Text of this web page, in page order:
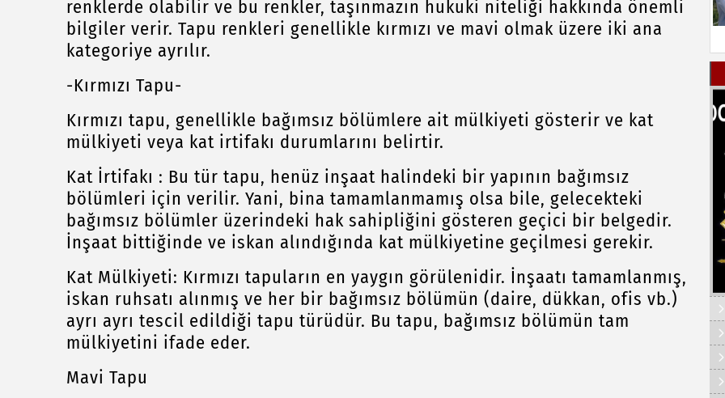
renklerde olabilir ve bu renkler, taşınmazın hukuki niteliği hakkında önemli
bilgiler verir. Tapu renkleri genellikle kırmızı ve mavi olmak üzere iki ana
kategoriye ayrılır.
-Kırmızı Tapu-
Kırmızı tapu, genellikle bağımsız bölümlere ait mülkiyeti gösterir ve kat
mülkiyeti veya kat irtifakı durumlarını belirtir.
Kat İrtifakı : Bu tür tapu, henüz inşaat halindeki bir yapının bağımsız
bölümleri için verilir. Yani, bina tamamlanmamış olsa bile, gelecekteki
bağımsız bölümler üzerindeki hak sahipliğini gösteren geçici bir belgedir.
İnşaat bittiğinde ve iskan alındığında kat mülkiyetine geçilmesi gerekir.
Kat Mülkiyeti: Kırmızı tapuların en yaygın görülenidir. İnşaatı tamamlanmış,
iskan ruhsatı alınmış ve her bir bağımsız bölümün (daire, dükkan, ofis vb.)
ayrı ayrı tescil edildiği tapu türüdür. Bu tapu, bağımsız bölümün tam
mülkiyetini ifade eder.
Mavi Tapu